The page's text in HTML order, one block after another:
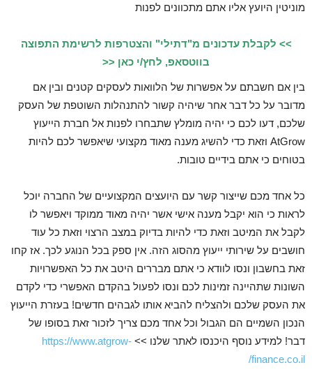
מוניטין היועץ אליו אתם מתכוונים לפנות
>> לקבלת עדכונים מ"דתילי" והצטרפות לרשימת התפוצה
בווטסאפ, לחץ/י כאן <<
בין אם חשבתם על אפשרות של הלוואות לעסקים קטנים ובין אם
מדובר על כל דבר אחר שיהיה קשור להתנהלות השוטפת של העסק
שלכם, דעו לכם כי יהיה מומלץ שתבחרו לפנות אל חברת הייעוץ
AtGrow וזאת כדי להשיג מענה מאוד מקצועי שיאפשר לכם להיות
בטוחים כי אתם בידיים טובות.
כל אחד מכם שייצור קשר עם היועצים המקצועיים של החברה יוכל
לראות כי הוא יקבל מענה אישי אשר יהיה מאוד ממוקד ויאפשר לו
לקבל את המיטב וזאת כדי להיות בדיוק במצב הרצוי וזאת כל עוד
חושבים על שירותי ייעוץ מהסוג הזה. אין ספק בכל הנוגע לכך. אז קחו
זאת בחשבון ונסו לוודא כי אתם מבררים היטב את כל האפשרויות
השונות שתהיינה זמינות לכם ונסו לפעול בהקדם האפשרי כדי לקדם
את העסק שלכם ולהצליח להביא אותו לגבהים חדשים! בעזרת הייעוץ
הנכון השמיים הם הגבול וכל אחד מכם צריך לזכור זאת בסופו של
דבר! למידע נוסף היכנסו לאתר שלנו >> https://www.atgrow-
finance.co.il/